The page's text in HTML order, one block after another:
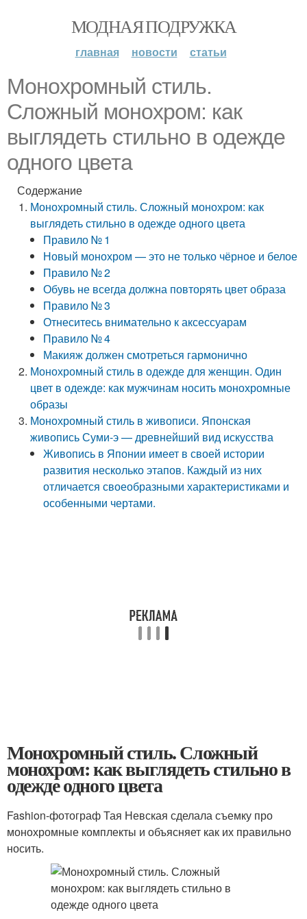
МОДНАЯ ПОДРУЖКА
главная новости статьи
Монохромный стиль.
Сложный монохром: как
выглядеть стильно в одежде
одного цвета
Содержание
Монохромный стиль. Сложный монохром: как
выглядеть стильно в одежде одного цвета
Правило № 1
Новый монохром — это не только чёрное и белое
Правило № 2
Обувь не всегда должна повторять цвет образа
Правило № 3
Отнеситесь внимательно к аксессуарам
Правило № 4
Макияж должен смотреться гармонично
Монохромный стиль в одежде для женщин. Один
цвет в одежде: как мужчинам носить монохромные
образы
Монохромный стиль в живописи. Японская
живопись Суми-э — древнейший вид искусства
Живопись в Японии имеет в своей истории
развития несколько этапов. Каждый из них
отличается своеобразными характеристиками и
особенными чертами.
Монохромный стиль. Сложный
монохром: как выглядеть стильно в
одежде одного цвета
Fashion-фотограф Тая Невская сделала съемку про
монохромные комплекты и объясняет как их правильно
носить.